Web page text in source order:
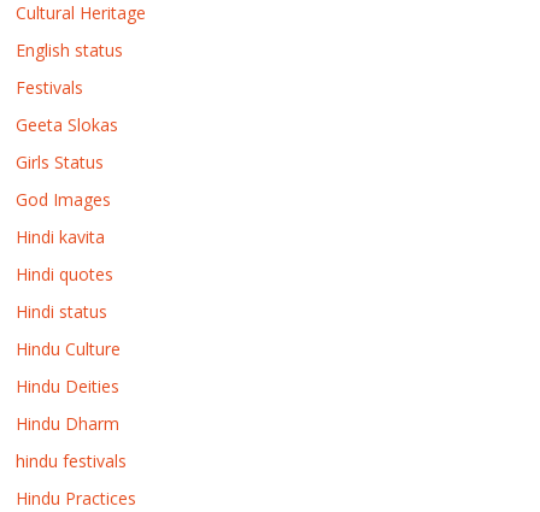
Cultural Heritage
English status
Festivals
Geeta Slokas
Girls Status
God Images
Hindi kavita
Hindi quotes
Hindi status
Hindu Culture
Hindu Deities
Hindu Dharm
hindu festivals
Hindu Practices